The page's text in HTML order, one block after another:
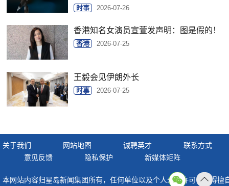
时事 2026-07-26
香港知名女演员宣萱发声明：图是假的！
香港 2026-07-25
王毅会见伊朗外长
时事 2026-07-25
关于我们 网站地图 诚聘英才
联系方式
意见反馈
隐私保护 新媒体矩阵
本网站内容归星岛新闻集团所有，任何单位以及个人未经许可，不得擅